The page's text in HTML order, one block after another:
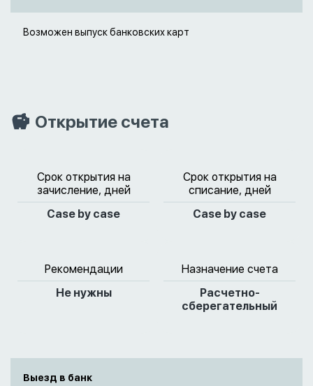
Возможен выпуск банковских карт
Открытие счета
Срок открытия на
зачисление, дней
Case by case
Срок открытия на
списание, дней
Case by case
Рекомендации
Не нужны
Назначение счета
Расчетно-
сберегательный
Выезд в банк